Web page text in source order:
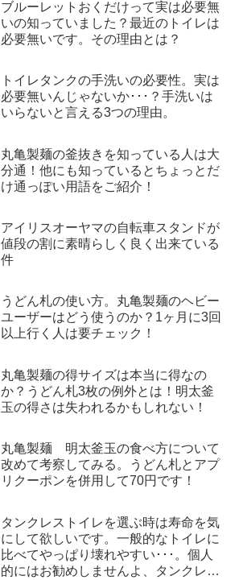
ブルーレットおくだけって実は必要無
いの知っていました？最近のトイレは
必要無いです。その理由とは？
トイレタンクの手洗いの必要性。実は
必要無いんじゃないか･･･？手洗いは
いらないと言える3つの理由。
丸亀製麺の釜抜きを知っている人は大
分通！他にも知っているとちょっとだ
け通っぽい用語をご紹介！
アイリスオーヤマの自転車スタンドが
値段の割に素晴らしく良く出来ている
件
うどん札の使い方。丸亀製麺のヘビー
ユーザーはどう使うのか？1ヶ月に3回
以上行く人は要チェック！
丸亀製麺の得サイズは本当に得なの
か？うどん札3枚の例外とは！明太釜
玉の得さは失われるかもしれない！
丸亀製麺 明太釜玉の食べ方について
改めて考察してみる。うどん札とアプ
リクーポンを併用して70円です！
タンクレストイレを選ぶ時は寿命を気
にして欲しいです。一般的なトイレに
比べてやっぱり壊れやすい･･･。個人
的にはお勧めしませんよ、タンクレス